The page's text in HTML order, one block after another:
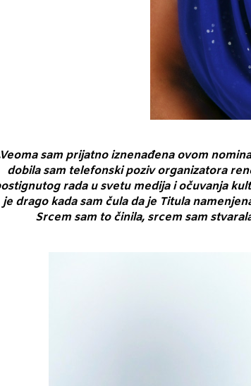
sam prijatno iznenađena ovom
dobila sam telefonski poziv organizatora
rada u svetu medija i očuvanja
je drago kada sam čula da je Titula
Srcem sam to činila, srcem sam